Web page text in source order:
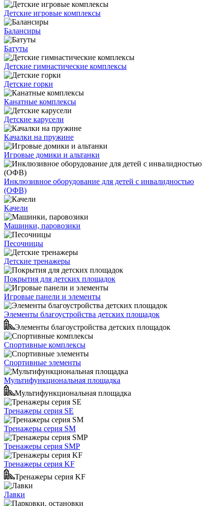
Детские игровые комплексы
Балансиры
Батуты
Детские гимнастические комплексы
Детские горки
Канатные комплексы
Детские карусели
Качалки на пружине
Игровые домики и альтанки
Инклюзивное оборудование для детей с инвалидностью
(ОФВ)
Качели
Машинки, паровозики
Песочницы
Детские тренажеры
Покрытия для детских площадок
Игровые панели и элементы
Элементы благоустройства детских площадок
Элементы благоустройства детских площадок
Спортивные комплексы
Спортивные элементы
Мультифункциональная площадка
Мультифункциональная площадка
Тренажеры серия SE
Тренажеры серия SM
Тренажеры серия SMP
Тренажеры серия KF
Тренажеры серия KF
Лавки